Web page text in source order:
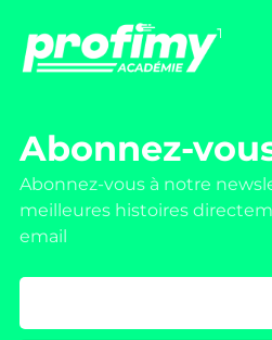
Abonnez-
Abonnez-vous à notre
meilleures histoires
email